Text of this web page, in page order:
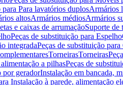
para Para lavatórios duplosArmários
altosArmários médiosArmários
e caixas de arrumaçãoSuporte de
Peças de substituição para Espelho
integradaPeças de substituição
TorneirasTorneiras
a pilhasPeças de
por geradorInstalação em bancada,
Instalação à parede, alimentação